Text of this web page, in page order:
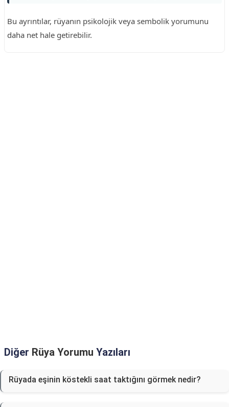
Bu ayrıntılar, rüyanın psikolojik veya sembolik yorumunu
daha net hale getirebilir.
Diğer Rüya Yorumu Yazıları
Rüyada eşinin köstekli saat taktığını görmek nedir?